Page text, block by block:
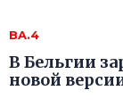
BA.4
В Бельгии
новой